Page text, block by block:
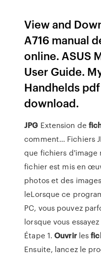
View and
A716 manual
online. ASUS
User Guide.
Handhelds
download.
JPG Extension de
comment… Fichiers
que fichiers d'image
fichier est mis en
photos et des
leLorsque ce
PC, vous pouvez
lorsque vous
Étape 1.Ouvrirles
Ensuite, lancez le